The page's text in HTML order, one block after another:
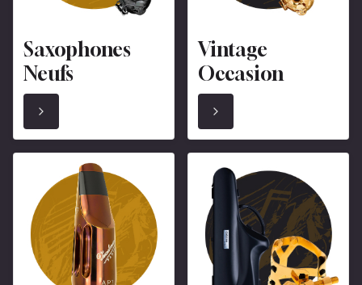
Saxophones
Neufs
Vintage
Occasion